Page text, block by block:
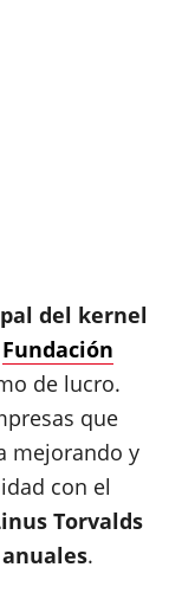
del kernel
Fundación
de lucro.
que
mejorando y
con el
Torvalds
.